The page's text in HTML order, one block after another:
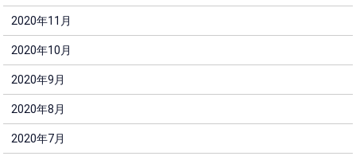
2020年11月
2020年10月
2020年9月
2020年8月
2020年7月